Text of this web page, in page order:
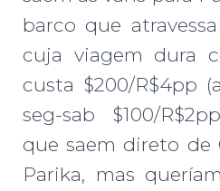
barco que
cuja viagem dura
custa $200/R$4pp
seg-sab $100/
que saem direto de
Parika, mas